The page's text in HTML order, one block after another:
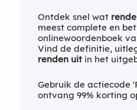
Ontdek snel wat
meest complete en
onlinewoordenboek
Vind de definitie,
renden uitin het
Gebruik de actiecode
ontvang 99% korting